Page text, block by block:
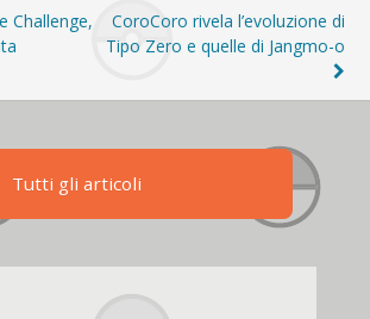
Challenge,
CoroCoro rivela l’evoluzione di
Tipo Zero e quelle di Jangmo-o
Tutti gli articoli